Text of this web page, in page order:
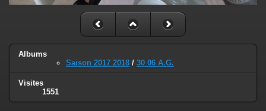
Albums
Saison 2017 2018 / 30 06 A.G.
Visites
1551